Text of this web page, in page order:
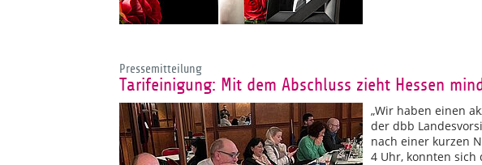
Pressemitteilung
Tarifeinigung: Mit dem Abschluss zieht Hessen
„Wir haben einen
der dbb
nach einer kurzen
4 Uhr, konnten